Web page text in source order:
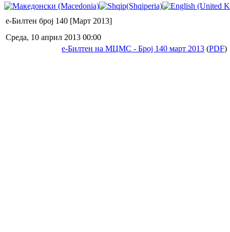
е-Билтен број 140 [Март 2013]
Среда, 10 април 2013 00:00
е-Билтен на МЦМС - Број 140 март 2013 (PDF)